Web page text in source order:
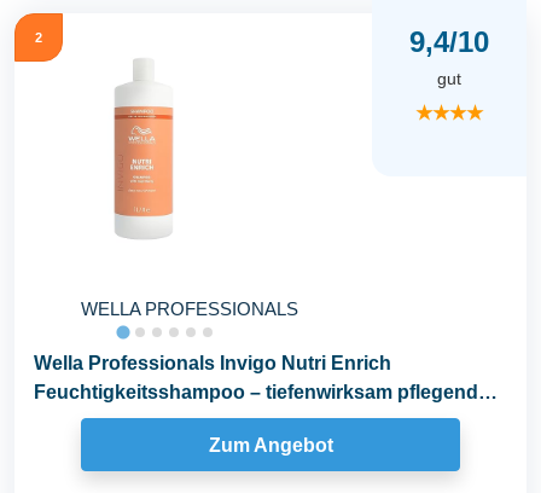
2
WELLA PROFESSIONALS
9,4/10
gut
★★★★
Wella Professionals Invigo Nutri Enrich
Feuchtigkeitsshampoo – tiefenwirksam pflegende
Haarwäsche...
Zum Angebot